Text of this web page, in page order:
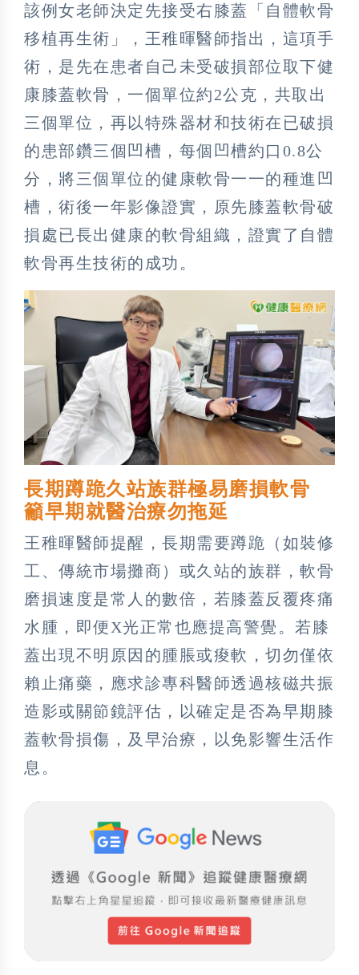
該例女老師決定先接受右膝蓋「自體軟骨
移植再生術」，王稚暉醫師指出，這項手
術，是先在患者自己未受破損部位取下健
康膝蓋軟骨，一個單位約2公克，共取出
三個單位，再以特殊器材和技術在已破損
的患部鑽三個凹槽，每個凹槽約口0.8公
分，將三個單位的健康軟骨一一的種進凹
槽，術後一年影像證實，原先膝蓋軟骨破
損處已長出健康的軟骨組織，證實了自體
軟骨再生技術的成功。
長期蹲跪久站族群極易磨損軟骨
籲早期就醫治療勿拖延
王稚暉醫師提醒，長期需要蹲跪（如裝修
工、傳統市場攤商）或久站的族群，軟骨
磨損速度是常人的數倍，若膝蓋反覆疼痛
水腫，即便X光正常也應提高警覺。若膝
蓋出現不明原因的腫脹或痠軟，切勿僅依
賴止痛藥，應求診專科醫師透過核磁共振
造影或關節鏡評估，以確定是否為早期膝
蓋軟骨損傷，及早治療，以免影響生活作
息。